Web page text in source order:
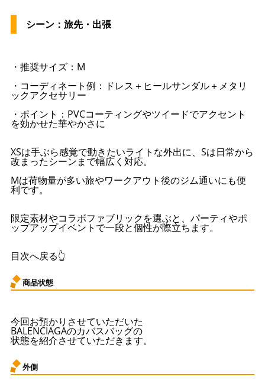
シーン：旅先・出張
・推奨サイズ：M
・コーディネート例：ドレス＋ヒールサンダル＋メタリ
ックアクセサリー
・ポイント：PVCコーティングやツイードでアクセント
を効かせた華やかさに
XSは手ぶら感覚で動きたいライトな外出に、Sは日常から
改まったシーンまで幅広く対応。
Mは荷物量が多い旅やワークアウト後のジム通いにも便
利です。
限定素材やコラボファブリックを選ぶと、パーティやポ
ップアップイベントで一段と個性が際立ちます。
目次へ戻る👆
商品状態
今回お預かりさせていただいた
BALENCIAGAのカバスバッグの
状態を紹介させていただきます。
外側